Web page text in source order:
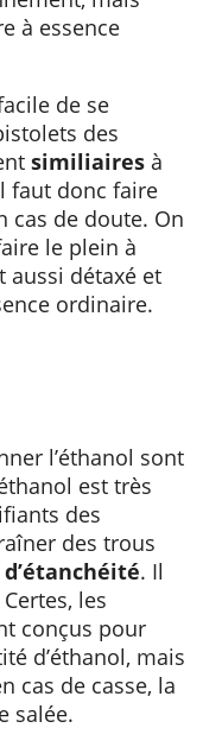
à essence
de se
des
similiaires à
faut donc faire
cas de doute. On
le plein à
aussi détaxé et
ordinaire.
l’éthanol sont
est très
des
des trous
. Il
Certes, les
conçus pour
d’éthanol, mais
cas de casse, la
salée.